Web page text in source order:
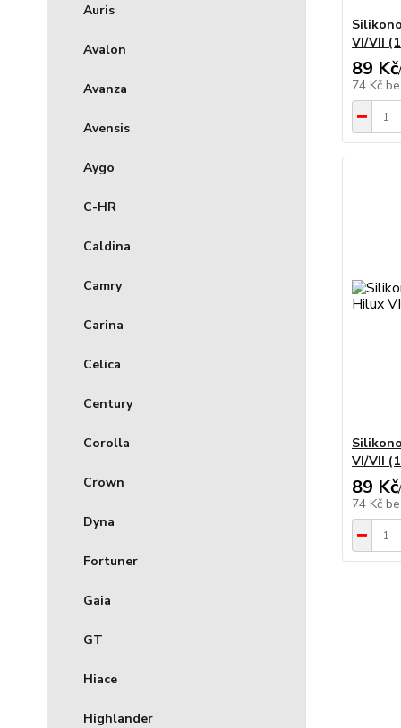
Auris
Avalon
Avanza
Avensis
Aygo
C-HR
Caldina
Camry
Carina
Celica
Century
Corolla
Crown
Dyna
Fortuner
Gaia
GT
Hiace
Highlander
VI/VII
89 Kč/
74 Kč
VI/VII
89 Kč/
74 Kč